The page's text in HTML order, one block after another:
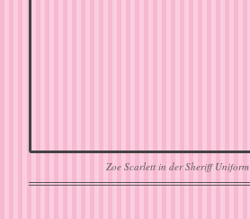
Zoe Scarlett in der Sheriff Uniform